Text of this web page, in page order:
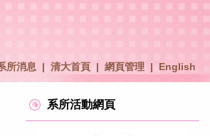
所消息 | 清大首頁 | 網頁管理 | English
系所活動網頁